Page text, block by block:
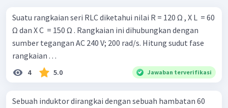
Suatu rangkaian seri RLC diketahui nilai R = 120 Ω , X L ​ = 60
Ω dan X C ​ = 150 Ω . Rangkaian ini dihubungkan dengan
sumber tegangan AC 240 V; 200 rad/s. Hitung sudut fase
rangkaian . . .
4 5.0 Jawaban terverifikasi
Sebuah induktor dirangkai dengan sebuah hambatan 60